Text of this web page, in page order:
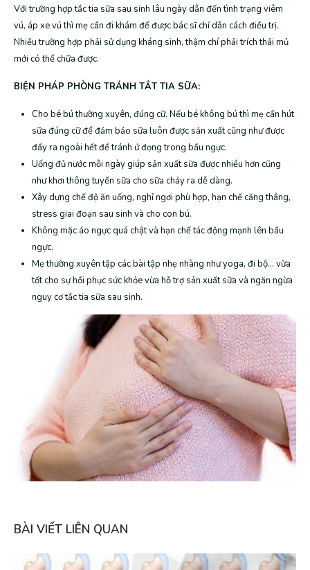
Với trường hợp tắc tia sữa sau sinh lâu ngày dẫn đến tình trạng viêm
vú, áp xe vú thì mẹ cần đi khám để được bác sĩ chỉ dẫn cách điều trị.
Nhiều trường hợp phải sử dụng kháng sinh, thậm chí phải trích thải mủ
mới có thể chữa được.
BIỆN PHÁP PHÒNG TRÁNH TẮT TIA SỮA:
Cho bé bú thường xuyên, đúng cữ. Nếu bé không bú thì mẹ cần hút
sữa đúng cữ để đảm bảo sữa luôn được sản xuất cũng như được
đẩy ra ngoài hết để tránh ứ đọng trong bầu ngực.
Uống đủ nước mỗi ngày giúp sản xuất sữa được nhiều hơn cũng
như khơi thông tuyến sữa cho sữa chảy ra dễ dàng.
Xây dựng chế độ ăn uống, nghỉ ngơi phù hợp, hạn chế căng thẳng,
stress giai đoạn sau sinh và cho con bú.
Không mặc áo ngực quá chật và hạn chế tác động mạnh lên bầu
ngực.
Mẹ thường xuyên tập các bài tập nhẹ nhàng như yoga, đi bộ… vừa
tốt cho sự hồi phục sức khỏe vừa hỗ trợ sản xuất sữa và ngăn ngừa
nguy cơ tắc tia sữa sau sinh.
BÀI VIẾT LIÊN QUAN